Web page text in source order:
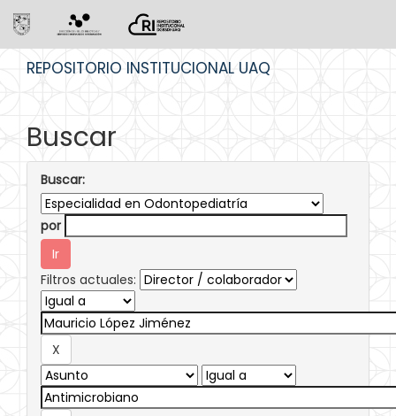
REPOSITORIO INSTITUCIONAL UAQ
Buscar
Buscar:
por
Filtros actuales: